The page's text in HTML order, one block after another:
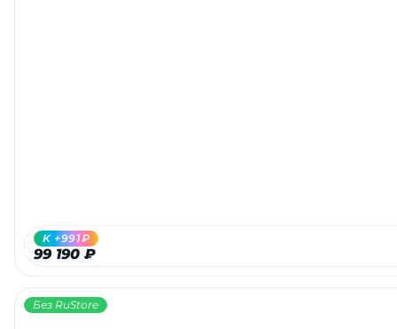
99 190 ₽
K +991₽
Без RuStore